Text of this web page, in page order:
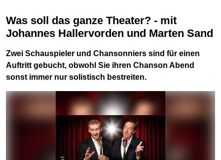
Was soll das ganze Theater? - mit
Johannes Hallervorden und Marten Sand
Zwei Schauspieler und Chansonniers sind für einen
Auftritt gebucht, obwohl Sie ihren Chanson Abend
sonst immer nur solistisch bestreiten.